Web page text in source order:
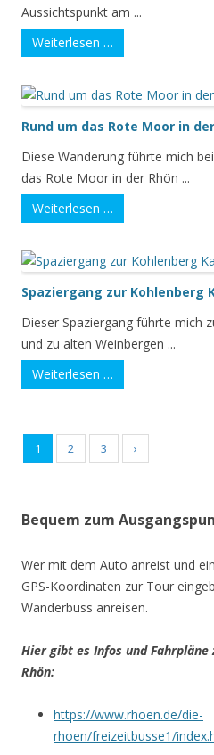
Aussichtspunkt am ...
Weiterlesen …
Rund um das Rote Moor in
Diese Wanderung führte mich
das Rote Moor in der Rhön ...
Weiterlesen …
Spaziergang zur Kohlenberg
Dieser Spaziergang führte mich
und zu alten Weinbergen ...
Weiterlesen …
1 2 3 ›
Bequem zum
Wer mit dem Auto anreist und
GPS-Koordinaten zur Tour
Wanderbuss anreisen.
Hier gibt es Infos und Fahrpläne
Rhön:
https://www.rhoen.de/die-
rhoen/freizeitbusse1/